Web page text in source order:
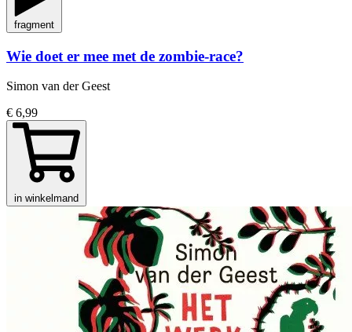
fragment
Wie doet er mee met de zombie-race?
Simon van der Geest
€ 6,99
in winkelmand